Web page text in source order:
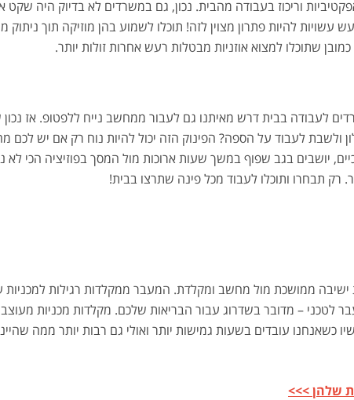
וריכוז בעבודה מהבית. נכון, גם במשרדים לא בדיוק היה
להיות פתרון מצוין לזה! תוכלו לשמוע בהן מוזיקה תוך
שתוכלו למצוא אוזניות מבטלות רעש אחרות זולות יותר.
לעבודה בבית דרש מאיתנו גם לעבור ממחשב נייח ללפטופ. אז
ולשבת לעבוד על הספה? הפינוק הזה יכול להיות נוח רק אם יש
יושבים בגב שפוף במשך שעות ארוכות מול המסך בפוזיציה הכי לא
רק תבחרו ותוכלו לעבוד מכל פינה שתרצו בבית!
ישיבה ממושכת מול מחשב ומקלדת. המעבר ממקלדות רגילות
לטכני – מדובר בשדרוג עבור הבריאות שלכם. מקלדות מכניות
כשאנחנו עובדים בשעות גמישות יותר ואולי גם רבות יותר ממה
שלהן >>>